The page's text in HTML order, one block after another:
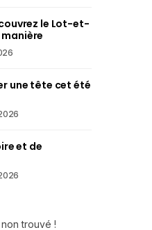
le Lot-et-
une tête cet été
et de
trouvé !